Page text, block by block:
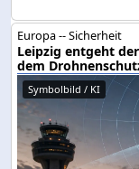
Europa -- Sicherheit
Leipzig entgeht
dem
Symbolbild / KI